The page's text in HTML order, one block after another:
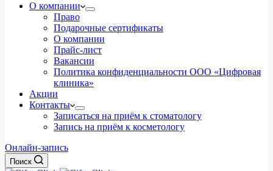
О компании
Право
Подарочные сертификаты
О компании
Прайс-лист
Вакансии
Политика конфиденциальности ООО «Цифровая
клиника»
Акции
Контакты
Записаться на приём к стоматологу
Запись на приём к косметологу
Онлайн-запись
Поиск